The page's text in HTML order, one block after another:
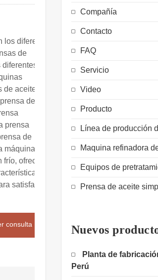
los diferentes
de
de aceite,
de
prensa
de
máquina de
ofrecen
y
satisfacer
consulta
Compañía
Contacto
FAQ
Servicio
Video
Producto
Línea de producción
Maquina refinadora
Equipos de
Prensa de aceite
Nuevos
Planta de
Perú